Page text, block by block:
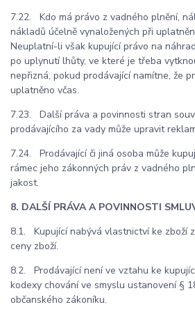
7.22. Kdo má právo z vadného plnění,
nákladů účelně vynaložených při
Neuplatní-li však kupující právo na
po uplynutí lhůty, ve které je třeba
nepřizná, pokud prodávající namítne, že
uplatněno včas.
7.23. Další práva a povinnosti stran
prodávajícího za vady může upravit
7.24. Prodávající či jiná osoba může
rámec jeho zákonných práv z vadného
jakost.
8. DALŠÍ PRÁVA A POVINNOSTI
8.1. Kupující nabývá vlastnictví ke zboží
ceny zboží.
8.2. Prodávající není ve vztahu ke
kodexy chování ve smyslu ustanovení §
občanského zákoníku.